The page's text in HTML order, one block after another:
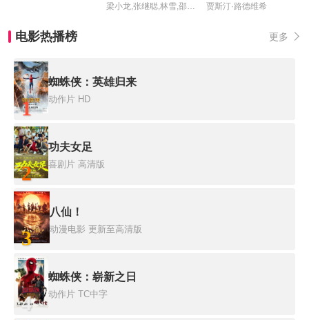
梁小龙,张继聪,林雪,邵音音,冉冉,张子栋,陆剑明,王茂蕾,赵铭,武波,松田优,木川圭作,由美子,福留真由美 贾斯汀·路德维希
电影热播榜 更多
1
蜘蛛侠：英雄归来
动作片 HD
2
功夫女足
喜剧片 高清版
3
八仙！
动漫电影 更新至高清版
4
蜘蛛侠：崭新之日
动作片 TC中字